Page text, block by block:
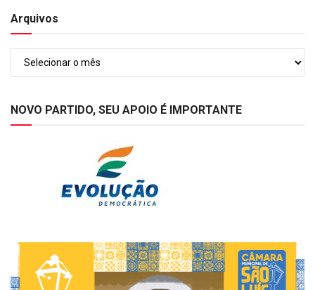
Arquivos
NOVO PARTIDO, SEU APOIO É IMPORTANTE